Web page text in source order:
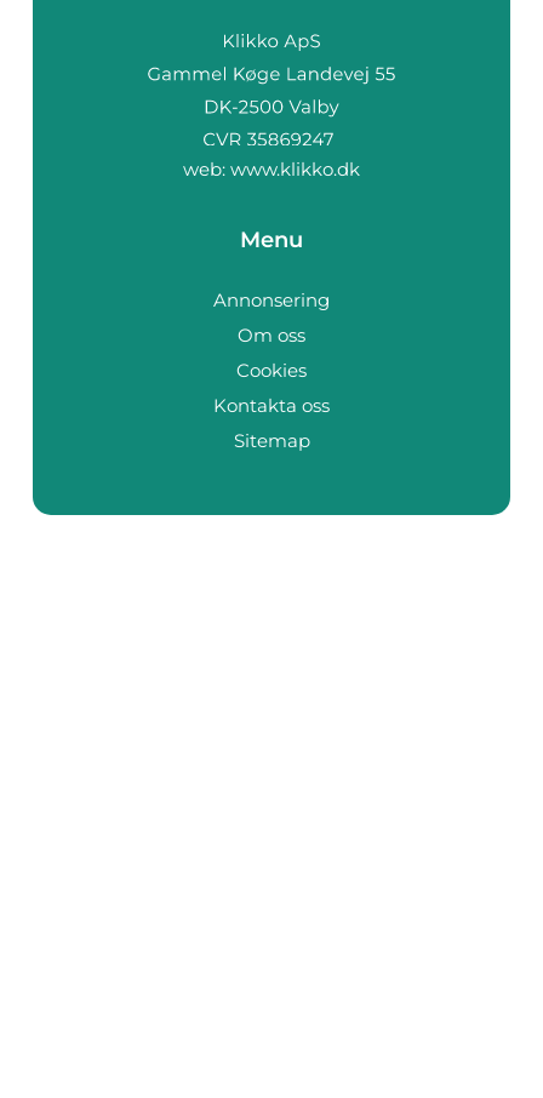
web: www.klikko.dk
Menu
Annonsering
Om oss
Cookies
Kontakta oss
Sitemap